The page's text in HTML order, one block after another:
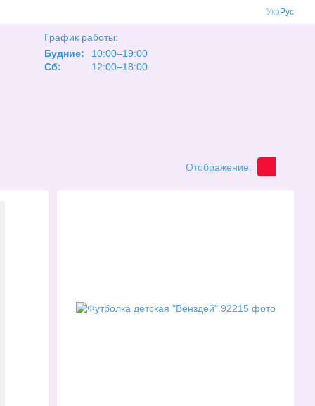
Укр Рус
График работы:
Будние:
10:00–19:00
Сб:
12:00–18:00
Отображение: